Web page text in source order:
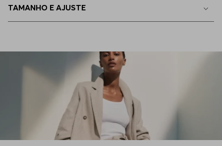
TAMANHO E AJUSTE